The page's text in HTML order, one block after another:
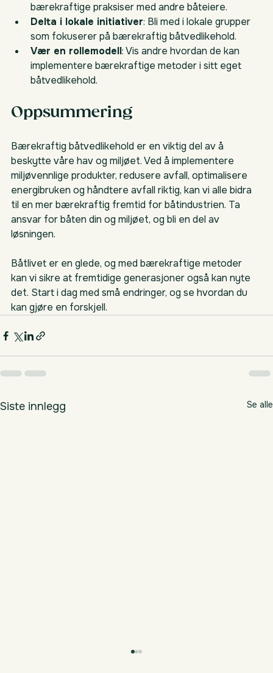
bærekraftige praksiser med andre båteiere.
Delta i lokale initiativer: Bli med i lokale grupper
som fokuserer på bærekraftig båtvedlikehold.
Vær en rollemodell: Vis andre hvordan de kan
implementere bærekraftige metoder i sitt eget
båtvedlikehold.
Oppsummering
Bærekraftig båtvedlikehold er en viktig del av å
beskytte våre hav og miljøet. Ved å implementere
miljøvennlige produkter, redusere avfall, optimalisere
energibruken og håndtere avfall riktig, kan vi alle bidra
til en mer bærekraftig fremtid for båtindustrien. Ta
ansvar for båten din og miljøet, og bli en del av
løsningen.
Båtlivet er en glede, og med bærekraftige metoder
kan vi sikre at fremtidige generasjoner også kan nyte
det. Start i dag med små endringer, og se hvordan du
kan gjøre en forskjell.
Siste innlegg Se alle